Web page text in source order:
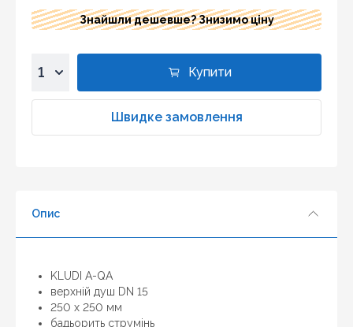
Знайшли дешевше? Знизимо ціну
3
7
8
10
Купити
Швидке замовлення
Опис
KLUDI A-QA
верхній душ DN 15
250 x 250 мм
бадьорить струмінь